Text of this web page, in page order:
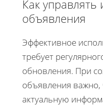
Как управлять
объявления
Эффективное
требует
обновления. При
объявления
актуальную